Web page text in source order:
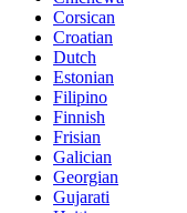
Corsican
Croatian
Dutch
Estonian
Filipino
Finnish
Frisian
Galician
Georgian
Gujarati